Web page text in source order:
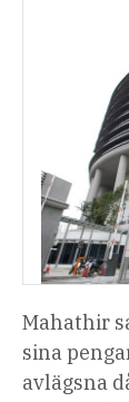
Mahathir
sina
avlägsna